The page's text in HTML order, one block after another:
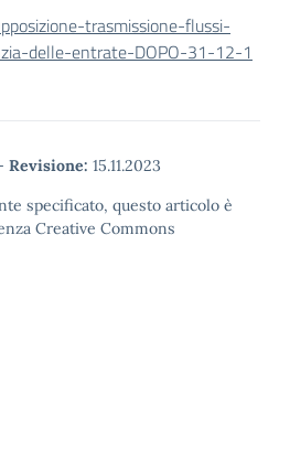
trasmissione-flussi-
delle-entrate-DOPO-31-12-1
Revisione: 15.11.2023
specificato, questo articolo è
Creative Commons